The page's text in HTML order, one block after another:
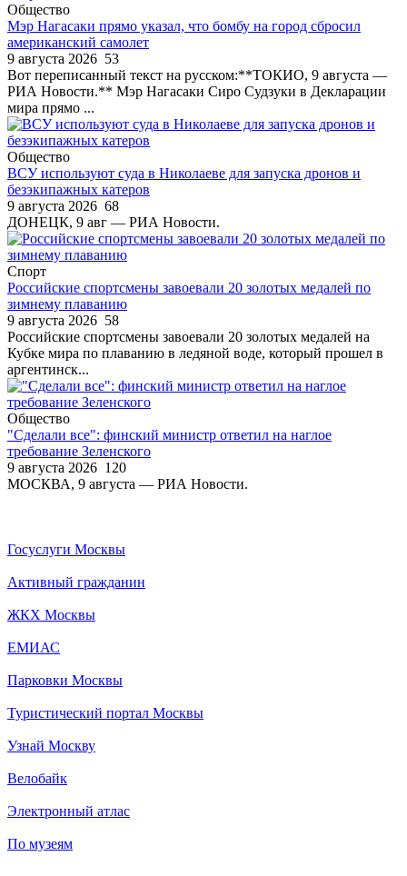
Общество
Мэр Нагасаки прямо указал, что бомбу на город сбросил
американский самолет
9 августа 2026 53
Вот переписанный текст на русском:**ТОКИО, 9 августа —
РИА Новости.** Мэр Нагасаки Сиро Судзуки в Декларации
мира прямо ...
Общество
ВСУ используют суда в Николаеве для запуска дронов и
безэкипажных катеров
9 августа 2026 68
ДОНЕЦК, 9 авг — РИА Новости.
Спорт
Российские спортсмены завоевали 20 золотых медалей по
зимнему плаванию
9 августа 2026 58
Российские спортсмены завоевали 20 золотых медалей на
Кубке мира по плаванию в ледяной воде, который прошел в
аргентинск...
Общество
"Сделали все": финский министр ответил на наглое
требование Зеленского
9 августа 2026 120
МОСКВА, 9 августа — РИА Новости.
Госуслуги Москвы
Активный гражданин
ЖКХ Москвы
ЕМИАС
Парковки Москвы
Туристический портал Москвы
Узнай Москву
Велобайк
Электронный атлас
По музеям